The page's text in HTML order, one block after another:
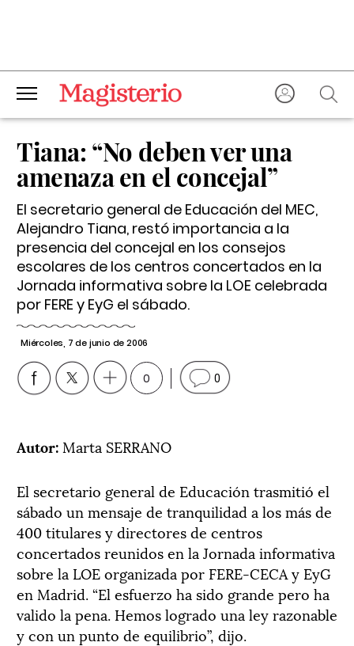
Tiana: “No deben ver una
amenaza en el concejal”
El secretario general de Educación del MEC,
Alejandro Tiana, restó importancia a la
presencia del concejal en los consejos
escolares de los centros concertados en la
Jornada informativa sobre la LOE celebrada
por FERE y EyG el sábado.
Miércoles, 7 de junio de 2006
0 0
Autor: Marta SERRANO
El secretario general de Educación trasmitió el
sábado un mensaje de tranquilidad a los más de
400 titulares y directores de centros
concertados reunidos en la Jornada informativa
sobre la LOE organizada por FERE-CECA y EyG
en Madrid. “El esfuerzo ha sido grande pero ha
valido la pena. Hemos logrado una ley razonable
y con un punto de equilibrio”, dijo.